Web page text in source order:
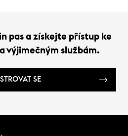
pas a získejte přístup ke
výjimečným službám.
SE